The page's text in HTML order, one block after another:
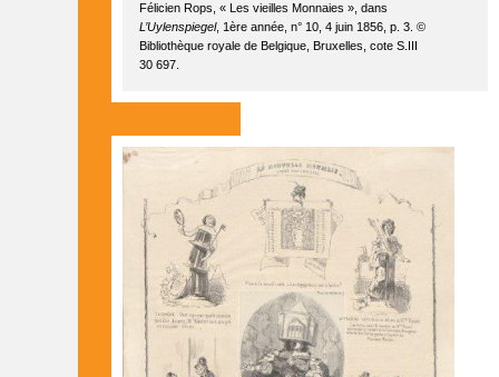
Félicien Rops, « Les vieilles Monnaies », dans
L’Uylenspiegel, 1ère année, n° 10, 4 juin 1856, p. 3. ©
Bibliothèque royale de Belgique, Bruxelles, cote S.III
30 697.